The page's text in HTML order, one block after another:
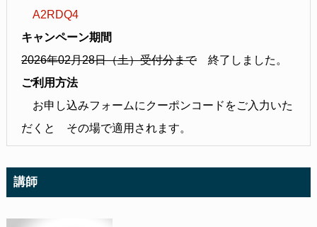
A2RDQ4
キャンペーン期間
2026年02月28日（土）受付分まで終了しました。
ご利用方法
お申し込みフォームにクーポンコードをご入力いた
だくと
その場で適用されます。
講師